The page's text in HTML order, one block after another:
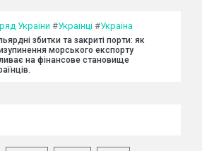
України #Українці #Україна
збитки та закриті порти: як
морського експорту
на фінансове становище